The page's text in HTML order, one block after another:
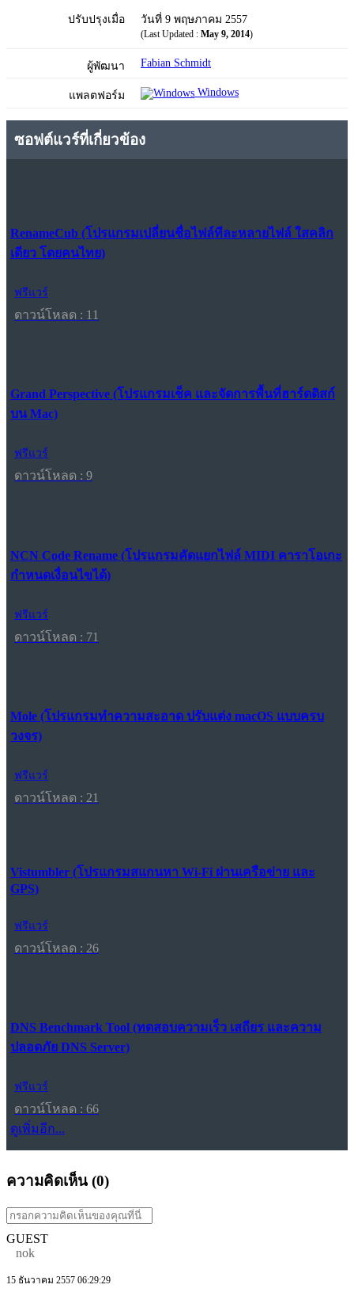
ปรับปรุงเมื่อ วันที่ 9 พฤษภาคม 2557
(Last Updated : May 9, 2014)
ผู้พัฒนา Fabian Schmidt
แพลตฟอร์ม Windows
ซอฟต์แวร์ที่เกี่ยวข้อง
RenameCub (โปรแกรมเปลี่ยนชื่อไฟล์ทีละหลายไฟล์ ใสคลิก
เดียว โดยคนไทย)
ฟรีแวร์
ดาวน์โหลด : 11
Grand Perspective (โปรแกรมเช็ค และจัดการพื้นที่ฮาร์ดดิสก์
บน Mac)
ฟรีแวร์
ดาวน์โหลด : 9
NCN Code Rename (โปรแกรมคัดแยกไฟล์ MIDI คาราโอเกะ
กำหนดเงื่อนไขได้)
ฟรีแวร์
ดาวน์โหลด : 71
Mole (โปรแกรมทำความสะอาด ปรับแต่ง macOS แบบครบ
วงจร)
ฟรีแวร์
ดาวน์โหลด : 21
Vistumbler (โปรแกรมสแกนหา Wi-Fi ผ่านเครือข่าย และ
GPS)
ฟรีแวร์
ดาวน์โหลด : 26
DNS Benchmark Tool (ทดสอบความเร็ว เสถียร และความ
ปลอดภัย DNS Server)
ฟรีแวร์
ดาวน์โหลด : 66
ดูเพิ่มอีก...
ความคิดเห็น (0)
GUEST
nok
15 ธันวาคม 2557 06:29:29